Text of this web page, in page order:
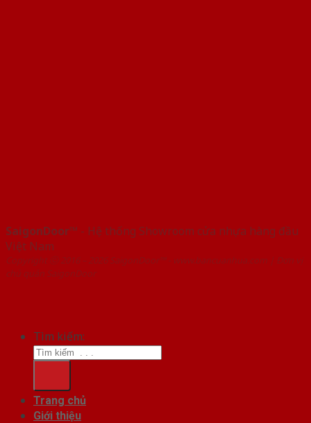
SaigonDoor™ - Hệ thống Showroom cửa nhựa hàng đầu
Việt Nam
Copyright ⓒ 2016 – 2026 SaigonDoor™ - www.bancuanhua.com | Đơn vị
chủ quản SaigonDoor
Tìm kiếm:
Trang chủ
Giới thiệu